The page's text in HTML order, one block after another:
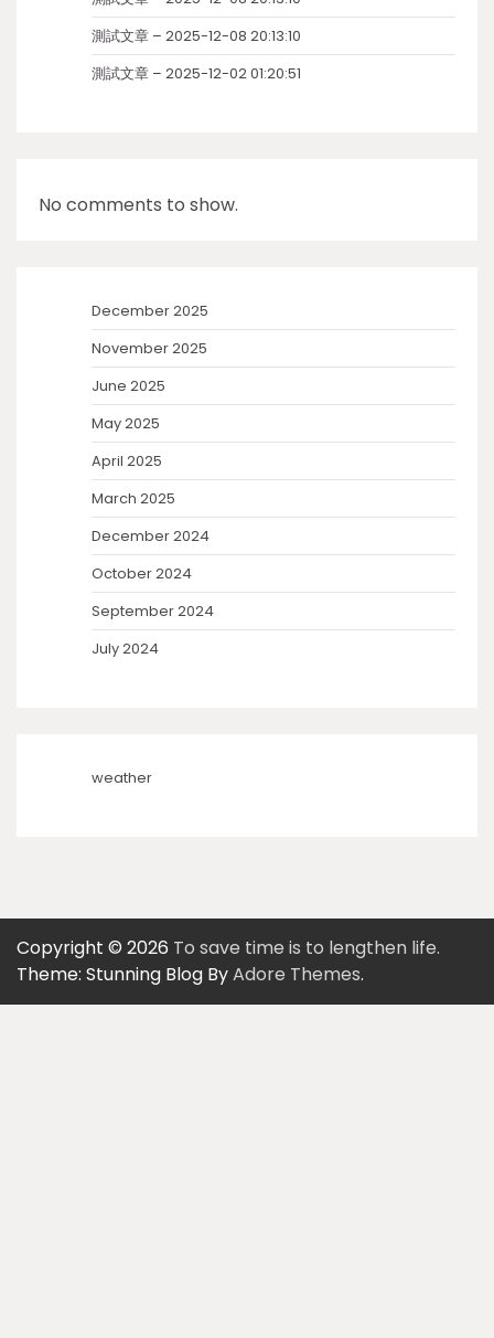
測試文章 – 2025-12-08 20:13:10
測試文章 – 2025-12-02 01:20:51
No comments to show.
December 2025
November 2025
June 2025
May 2025
April 2025
March 2025
December 2024
October 2024
September 2024
July 2024
weather
Copyright © 2026 To save time is to lengthen life.
Theme: Stunning Blog ByAdore Themes.